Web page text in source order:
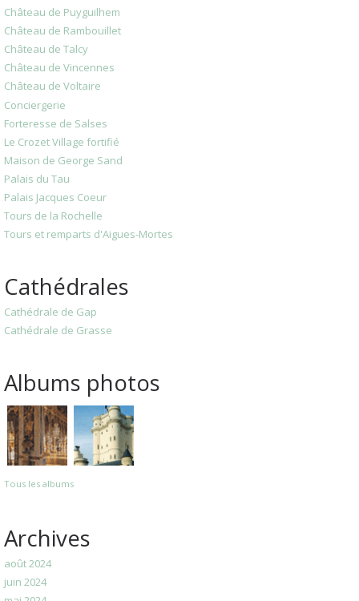
Château de Puyguilhem
Château de Rambouillet
Château de Talcy
Château de Vincennes
Château de Voltaire
Conciergerie
Forteresse de Salses
Le Crozet Village fortifié
Maison de George Sand
Palais du Tau
Palais Jacques Coeur
Tours de la Rochelle
Tours et remparts d'Aigues-Mortes
Cathédrales
Cathédrale de Gap
Cathédrale de Grasse
Albums photos
Tous les albums
Archives
août 2024
juin 2024